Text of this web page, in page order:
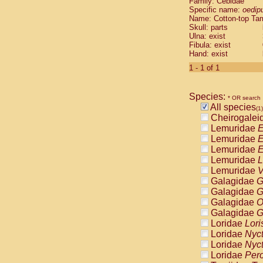
Cebidae
Cebidae
Cebidae
Cebidae
Cebidae
Cebidae
Cebidae
Cebidae
Cebidae
Cebidae
Cebidae
Cebidae
Atelidae
Atelidae
Atelidae
Atelidae
Atelidae
Atelidae
Atelidae
Atelidae
Atelidae
Atelidae
Pitheciidae
Specific name:
Name: Cotton-top
Skull: parts
Ulna: exist
Fibula: exist
Hand: exist
1 - 1 of 1
Species: * OR search
All species(1)
Lemuridae
Lemuridae
Lemuridae
Lemuridae
Lemuridae
Galagidae
Galagidae
Galagidae
Galagidae
Loridae
Loridae
Loridae
Loridae